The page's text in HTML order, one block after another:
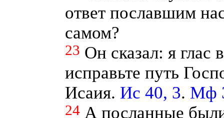
ответ пославшим
самом?
23 Он сказал: я
исправьте путь
Исаия. Ис 40, 3. Мф
24 А посланные